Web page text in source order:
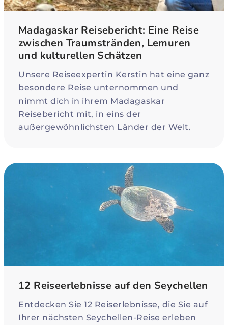
Madagaskar Reisebericht: Eine Reise
zwischen Traumstränden, Lemuren
und kulturellen Schätzen
Unsere Reiseexpertin Kerstin hat eine ganz
besondere Reise unternommen und
nimmt dich in ihrem Madagaskar
Reisebericht mit, in eins der
außergewöhnlichsten Länder der Welt.
12 Reiseerlebnisse auf den Seychellen
Entdecken Sie 12 Reiserlebnisse, die Sie auf
Ihrer nächsten Seychellen-Reise erleben